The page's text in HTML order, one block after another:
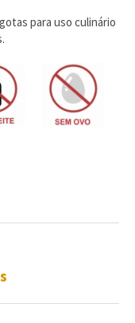
para uso culinário